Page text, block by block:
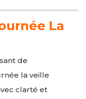
La
de
la veille
clarté et